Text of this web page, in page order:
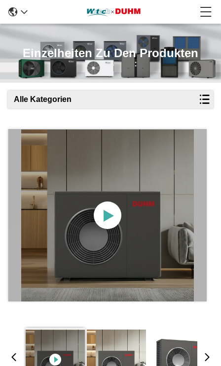
Einzelheiten Zu Den Produkten
Alle Kategorien